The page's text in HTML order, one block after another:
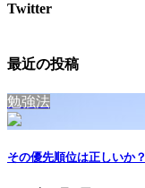
Twitter
最近の投稿
勉強法
その優先順位は正しいか？